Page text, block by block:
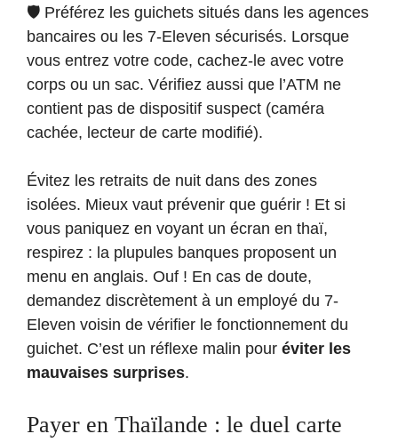
🛡️ Préférez les guichets situés dans les agences
bancaires ou les 7-Eleven sécurisés. Lorsque
vous entrez votre code, cachez-le avec votre
corps ou un sac. Vérifiez aussi que l’ATM ne
contient pas de dispositif suspect (caméra
cachée, lecteur de carte modifié).
Évitez les retraits de nuit dans des zones
isolées. Mieux vaut prévenir que guérir ! Et si
vous paniquez en voyant un écran en thaï,
respirez : la plupules banques proposent un
menu en anglais. Ouf ! En cas de doute,
demandez discrètement à un employé du 7-
Eleven voisin de vérifier le fonctionnement du
guichet. C’est un réflexe malin pour éviter les
mauvaises surprises.
Payer en Thaïlande : le duel carte